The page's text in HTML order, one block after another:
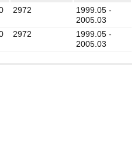
2972
1999.05 -
2005.03
2972
1999.05 -
2005.03